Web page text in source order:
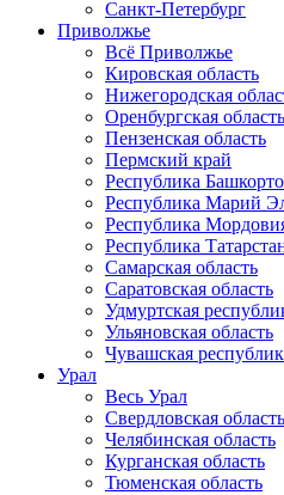
Санкт-Петербург
Приволжье
Всё Приволжье
Кировская область
Нижегородская
Оренбургская область
Пензенская область
Пермский край
Республика
Республика Марий
Республика
Республика
Самарская область
Саратовская область
Удмуртская
Ульяновская область
Чувашская
Урал
Весь Урал
Свердловская область
Челябинская область
Курганская область
Тюменская область